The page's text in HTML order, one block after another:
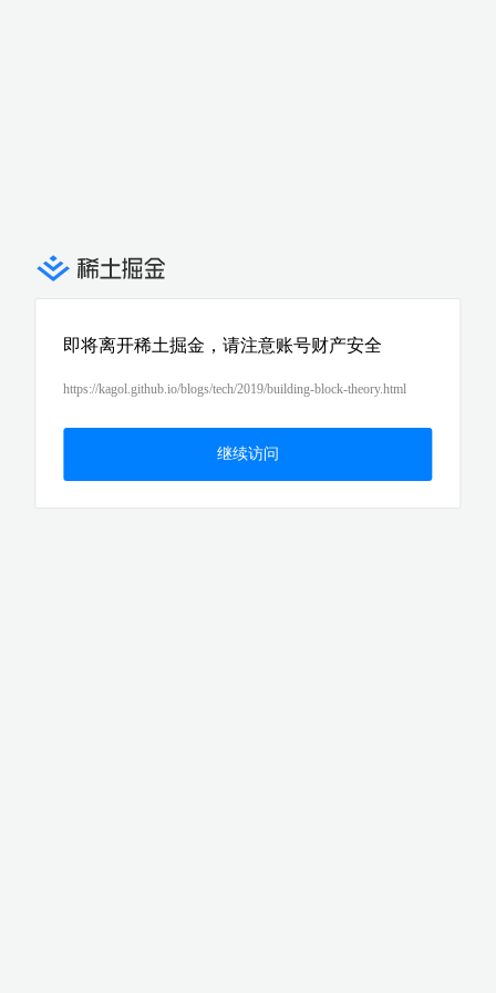
即将离开稀土掘金，请注意账号财产安全
https://kagol.github.io/blogs/tech/2019/building-block-theory.html
继续访问